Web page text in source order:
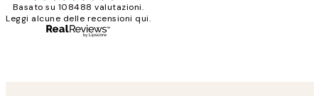
Basato su 108488 valutazioni.
Leggi alcune delle recensioni qui.